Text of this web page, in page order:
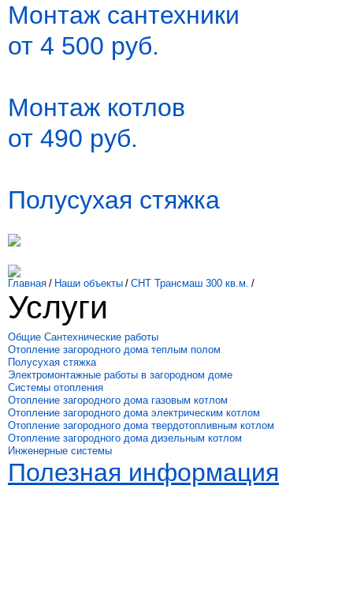
Монтаж сантехники
от 4 500 руб.
Монтаж котлов
от 490 руб.
Полусухая стяжка
Главная / Наши объекты / СНТ Трансмаш 300 кв.м. /
Услуги
Общие Сантехнические работы
Отопление загородного дома теплым полом
Полусухая стяжка
Электромонтажные работы в загородном доме
Системы отопления
Отопление загородного дома газовым котлом
Отопление загородного дома электрическим котлом
Отопление загородного дома твердотопливным котлом
Отопление загородного дома дизельным котлом
Инженерные системы
Полезная информация